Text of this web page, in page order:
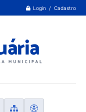
Login / Cadastro